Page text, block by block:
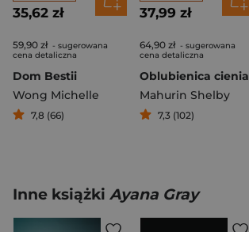
35,62 zł
59,90 zł - sugerowana
cena detaliczna
Dom Bestii
Wong Michelle
7,8 (66)
37,99 zł
64,90 zł - sugerowana
cena detaliczna
Oblubienica cienia
Mahurin Shelby
7,3 (102)
Inne książki Ayana Gray